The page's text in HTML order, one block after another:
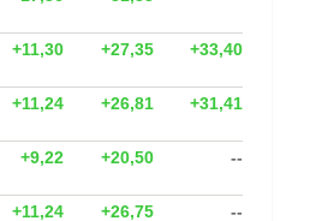
+11,30 +27,35 +33,40
+11,24 +26,81 +31,41
+9,22 +20,50 --
+11,24 +26,75 --